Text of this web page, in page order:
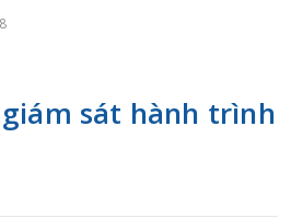
sát hành trình